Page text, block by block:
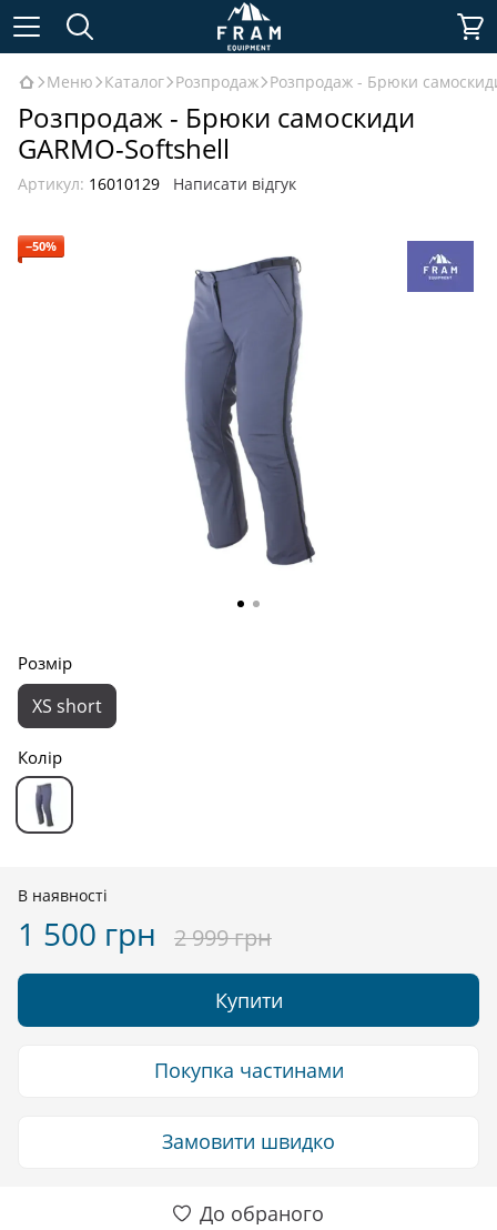
Меню Каталог Розпродаж Розпродаж - Брюки
Розпродаж - Брюки самоскиди
GARMO-Softshell
Артикул: 16010129 Написати відгук
−50%
Розмір
XS short
Колір
В наявності
1 500 грн 2 999 грн
Купити
Покупка частинами
Замовити швидко
До обраного